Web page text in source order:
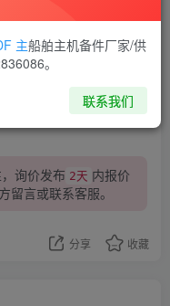
询价发布 2天 内报价
留言或联系客服。
分享 收藏
主船舶主机备件厂家/供
。
联系我们